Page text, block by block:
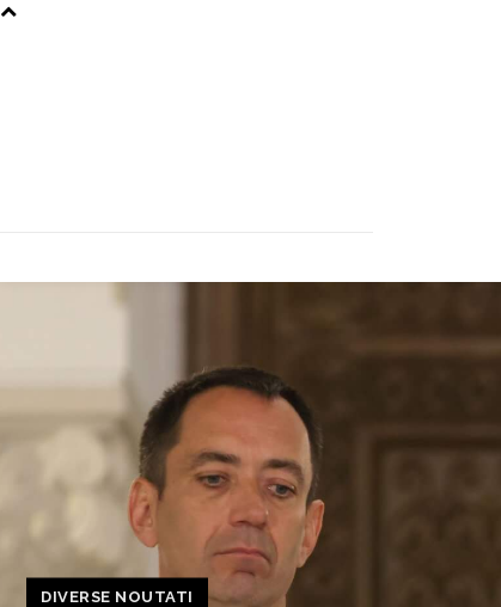
DIVERSE NOUTATI